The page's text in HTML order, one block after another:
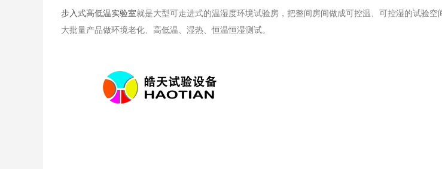
步入式高低温实验室就是大型可走进式的温湿度环境试验房，把整间房间做成可控温、可控湿的试验空
大批量产品做环境老化、高低温、湿热、恒温恒湿测试。